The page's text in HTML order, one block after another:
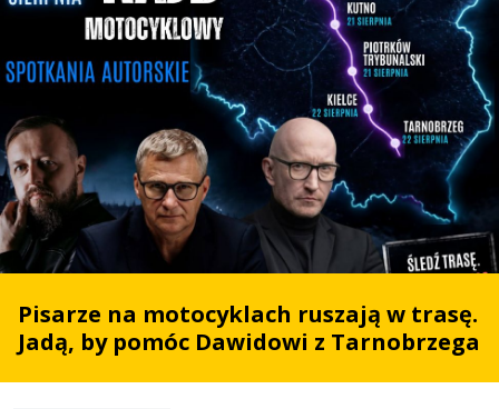
Pisarze na motocyklach ruszają w trasę.
Jadą, by pomóc Dawidowi z Tarnobrzega